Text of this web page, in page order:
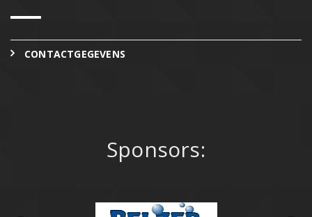
CONTACTGEGEVENS
Sponsors: